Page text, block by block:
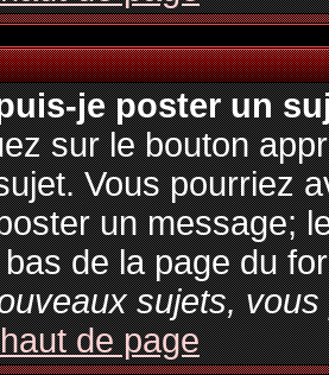
je poster un
sur le bouton
Vous pourriez
un message;
de la page du
sujets,
de page